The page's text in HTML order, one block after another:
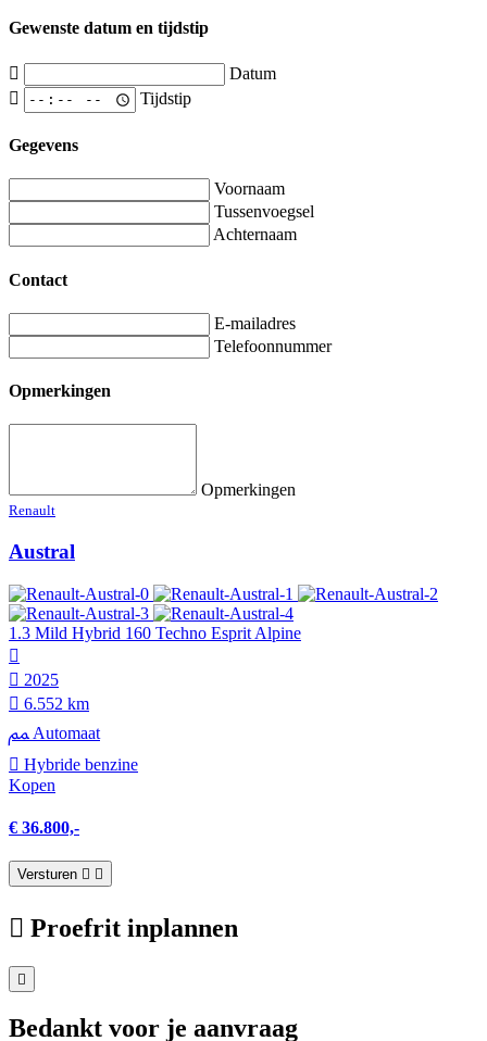
Gewenste datum en tijdstip
Datum
Tijdstip
Gegevens
Voornaam
Tussenvoegsel
Achternaam
Contact
E-mailadres
Telefoonnummer
Opmerkingen
Opmerkingen
Renault
Austral
1.3 Mild Hybrid 160 Techno Esprit Alpine
2025
6.552 km
Automaat
Hybride benzine
Kopen
€ 36.800,-
Versturen
Proefrit inplannen
Bedankt voor je aanvraag